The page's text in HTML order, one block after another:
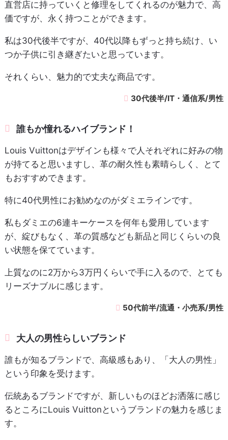
直営店に持っていくと修理をしてくれるのが魅力で、高
価ですが、永く持つことができます。
私は30代後半ですが、40代以降もずっと持ち続け、い
つか子供に引き継ぎたいと思っています。
それくらい、魅力的で丈夫な商品です。
30代後半/IT・通信系/男性
誰もか憧れるハイブランド！
Louis Vuittonはデザインも様々で人それぞれに好みの物
が持てると思いますし、革の耐久性も素晴らしく、とて
もおすすめできます。
特に40代男性にお勧めなのがダミエラインです。
私もダミエの6連キーケースを何年も愛用しています
が、綻びもなく、革の質感なども新品と同じくらいの良
い状態を保てています。
上質なのに2万から3万円くらいで手に入るので、とても
リーズナブルに感じます。
50代前半/流通・小売系/男性
大人の男性らしいブランド
誰もが知るブランドで、高級感もあり、「大人の男性」
という印象を受けます。
伝統あるブランドですが、新しいものほどお洒落に感じ
るところにLouis Vuittonというブランドの魅力を感じま
す。